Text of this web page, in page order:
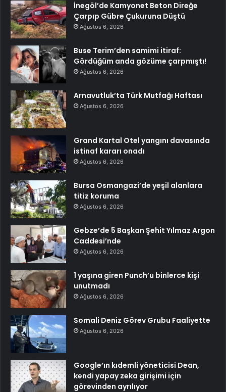
İnegöl’de Kamyonet Beton Direğe
Çarpıp Gübre Çukuruna Düştü
Ağustos 6, 2026
Buse Terim’den samimi itiraf:
Gördüğüm anda gözüme çarpmıştı!
Ağustos 6, 2026
Arnavutluk’ta Türk Mutfağı Haftası
Ağustos 6, 2026
Grand Kartal Otel yangını davasında
istinaf kararı onadı
Ağustos 6, 2026
Bursa Osmangazi’de yeşil alanlara
titiz koruma
Ağustos 6, 2026
Gebze’de 5 Başkan Şehit Yılmaz Argon
Caddesi’nde
Ağustos 6, 2026
1 yaşına giren Punch’u binlerce kişi
unutmadı
Ağustos 6, 2026
Somali Deniz Görev Grubu Faaliyette
Ağustos 6, 2026
Google’ın kıdemli yöneticisi Dean,
kendi yapay zeka girişimi için
görevinden ayrılıyor